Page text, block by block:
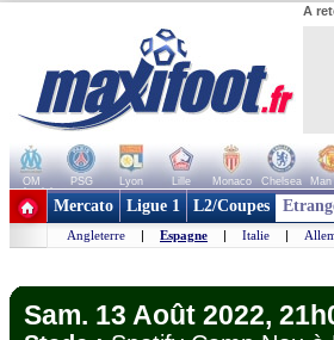
A
OM PSG Lyon Lille Monaco Chelsea Man
+ de clubs
Mercato Ligue 1 L2/Coupes
Angleterre | Espagne | Italie |
Sam. 13 Août 2022,